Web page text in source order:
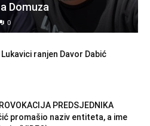
Domuza
0
Lukavici ranjen Davor Dabić
PREDSJEDNIKA
promašio naziv entiteta, a ime